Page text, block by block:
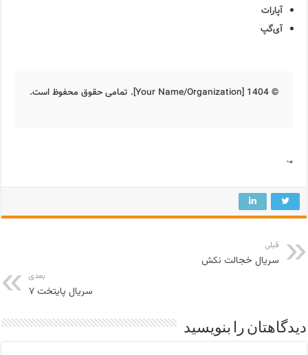
آپارات
آی‌گپ
© 1404 [Your Name/Organization]. تمامی حقوق محفوظ است.
“`
قبلی
سریال خجالت نکش
بعدی
سریال پایتخت ۷
دیدگاهتان را بنویسید